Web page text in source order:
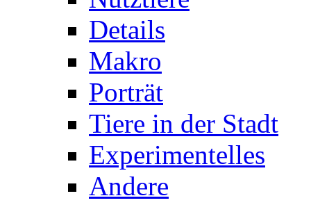
Details
Makro
Porträt
Tiere in der Stadt
Experimentelles
Andere